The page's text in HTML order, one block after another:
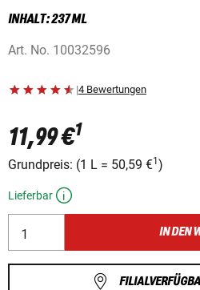
INHALT: 237 ML
Art. No. 10032596
|4 Bewertungen
11,99 €1
Grundpreis: (1 L = 50,59 €1 )
Lieferbar
IN DEN